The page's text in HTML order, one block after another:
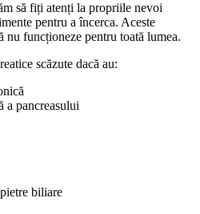
să fiți atenți la propriile nevoi
pentru a încerca. Aceste
nu funcționeze pentru toată lumea.
scăzute dacă au:
a pancreasului
biliare